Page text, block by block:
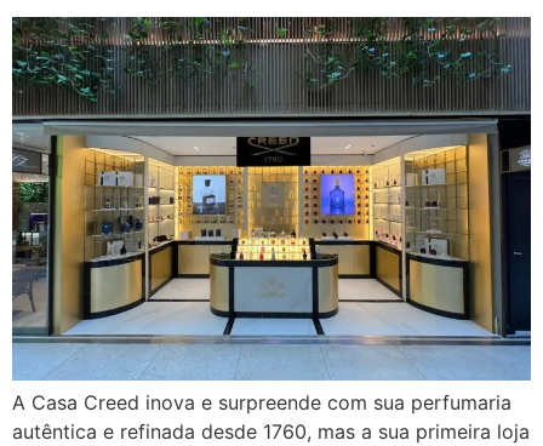
A Casa Creed inova e surpreende com sua perfumaria
autêntica e refinada desde 1760, mas a sua primeira loja